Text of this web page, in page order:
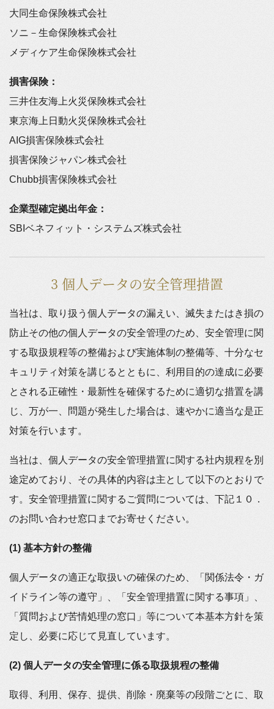
大同生命保険株式会社
ソニ－生命保険株式会社
メディケア生命保険株式会社
損害保険：
三井住友海上火災保険株式会社
東京海上日動火災保険株式会社
AIG損害保険株式会社
損害保険ジャパン株式会社
Chubb損害保険株式会社
企業型確定拠出年金：
SBIベネフィット・システムズ株式会社
3 個人データの安全管理措置
当社は、取り扱う個人データの漏えい、滅失またはき損の
防止その他の個人データの安全管理のため、安全管理に関
する取扱規程等の整備および実施体制の整備等、十分なセ
キュリティ対策を講じるとともに、利用目的の達成に必要
とされる正確性・最新性を確保するために適切な措置を講
じ、万が一、問題が発生した場合は、速やかに適当な是正
対策を行います。
当社は、個人データの安全管理措置に関する社内規程を別
途定めており、その具体的内容は主として以下のとおりで
す。安全管理措置に関するご質問については、下記１０．
のお問い合わせ窓口までお寄せください。
(1) 基本方針の整備
個人データの適正な取扱いの確保のため、「関係法令・ガ
イドライン等の遵守」、「安全管理措置に関する事項」、
「質問および苦情処理の窓口」等について本基本方針を策
定し、必要に応じて見直しています。
(2) 個人データの安全管理に係る取扱規程の整備
取得、利用、保存、提供、削除・廃棄等の段階ごとに、取